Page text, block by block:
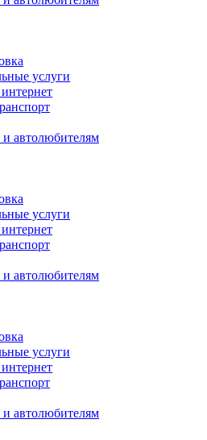
услуги
автолюбителям
услуги
автолюбителям
услуги
автолюбителям